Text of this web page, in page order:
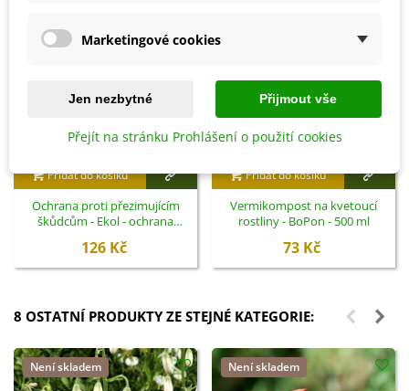
Přidat do košíku
Ochrana proti přezimujícím
škůdcům - Ekol - ochrana
126 Kč
Přidat do košíku
Vermikompost na kvetoucí
rostliny - BoPon - 500 ml
73 Kč
8 OSTATNÍ PRODUKTY ZE STEJNÉ KATEGORIE:
Není skladem Není skladem
Marketingové cookies
Jen nezbytné Přijmout vše
Přejít na stránku Prohlášení o použití cookies